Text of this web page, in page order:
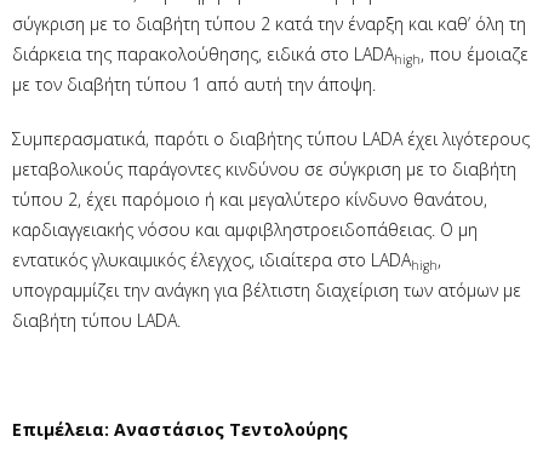
σύγκριση με το διαβήτη τύπου 2 κατά την έναρξη και καθ’ όλη τη
διάρκεια της παρακολούθησης, ειδικά στο LADAhigh, που έμοιαζε
με τον διαβήτη τύπου 1 από αυτή την άποψη.
Συμπερασματικά, παρότι ο διαβήτης τύπου LADA έχει λιγότερους
μεταβολικούς παράγοντες κινδύνου σε σύγκριση με το διαβήτη
τύπου 2, έχει παρόμοιο ή και μεγαλύτερο κίνδυνο θανάτου,
καρδιαγγειακής νόσου και αμφιβληστροειδοπάθειας. Ο μη
εντατικός γλυκαιμικός έλεγχος, ιδιαίτερα στο LADAhigh,
υπογραμμίζει την ανάγκη για βέλτιστη διαχείριση των ατόμων με
διαβήτη τύπου LADA.
Επιμέλεια: Αναστάσιος Τεντολούρης